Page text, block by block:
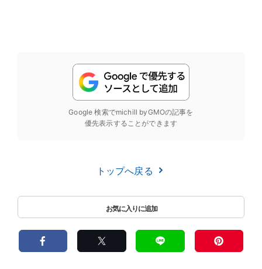
Google 検索でmichill byGMOの記事を
優先表示することができます
トップへ戻る